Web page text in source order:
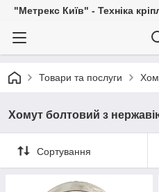
"Метрекс Київ" - Техніка
Товари та послуги
Хомут болтовий з
Сортування